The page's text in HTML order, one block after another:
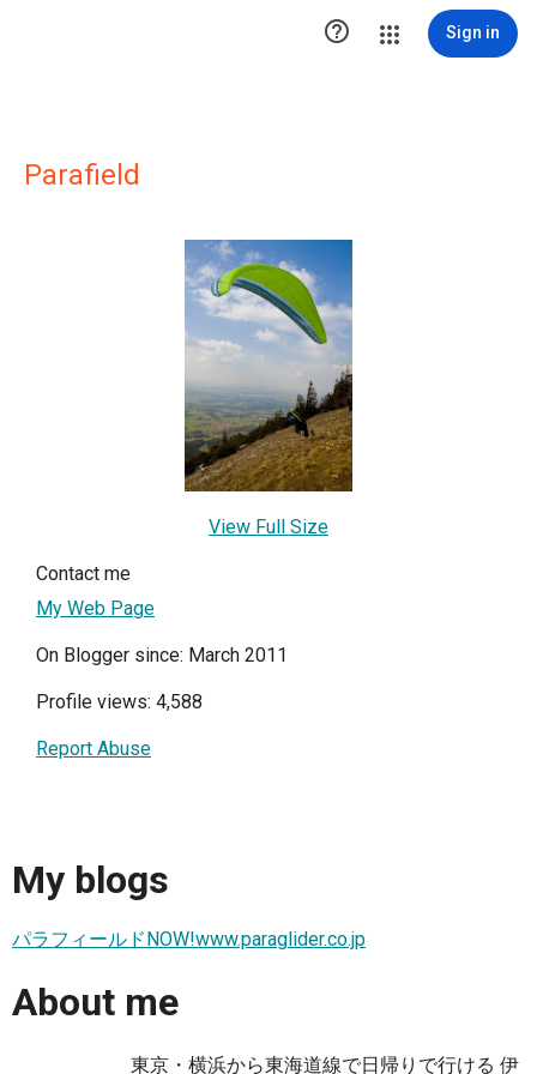
 Sign in
Parafield
View Full Size
Contact me
My Web Page
On Blogger since: March 2011
Profile views: 4,588
Report Abuse
My blogs
パラフィールドNOW!www.paraglider.co.jp
About me
東京・横浜から東海道線で日帰りで行ける 伊